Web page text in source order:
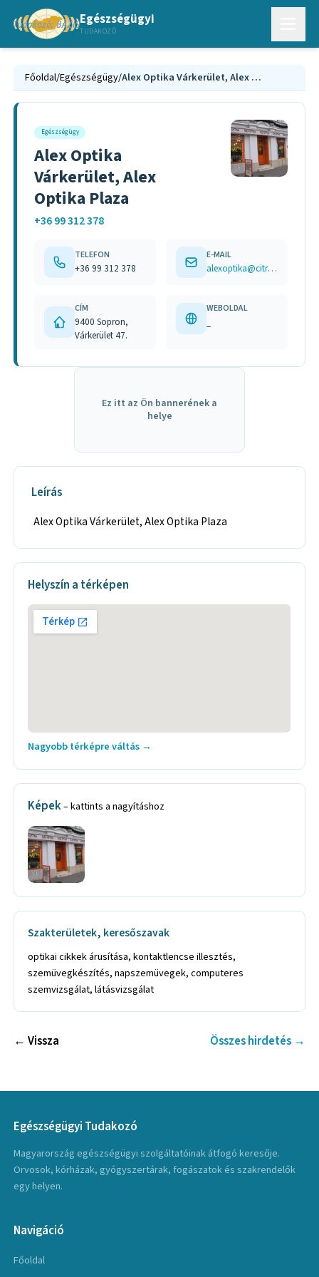
Egészségügyi
TUDAKOZÓ
Főoldal/Egészségügy/ Alex Optika Várkerület, Alex Optika Plaza
Egészségügy
Alex Optika
Várkerület, Alex
Optika Plaza
+36 99 312 378
TELEFON
+36 99 312 378
E-MAIL
alexoptika@citromail.hu
CÍM
9400 Sopron,
Várkerület 47.
WEBOLDAL
–
Ez itt az Ön bannerének a
helye
Leírás
Alex Optika Várkerület, Alex Optika Plaza
Helyszín a térképen
Nagyobb térképre váltás →
Képek– kattints a nagyításhoz
Szakterületek, keresőszavak
optikai cikkek árusítása, kontaktlencse illesztés,
szemüvegkészítés, napszemüvegek, computeres
szemvizsgálat, látásvizsgálat
← Vissza Összes hirdetés →
Egészségügyi Tudakozó
Magyarország egészségügyi szolgáltatóinak átfogó keresője.
Orvosok, kórházak, gyógyszertárak, fogászatok és szakrendelők
egy helyen.
Navigáció
Főoldal